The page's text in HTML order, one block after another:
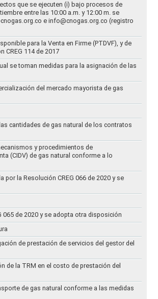
que se ejecuten (i) bajo procesos de
entre las 10:00 a.m. y 12:00 m. se
e info@cnogas.org.co (registro
para la Venta en Firme (PTDVF), y de
CREG 114 de 2017
se toman medidas para la asignación de las
del mercado mayorista de gas
cantidades de gas natural de los contratos
y procedimientos de
(CIDV) de gas natural conforme a lo
la Resolución CREG 066 de 2020 y se
065 de 2020 y se adopta otra disposición
de prestación de servicios del gestor del
de la TRM en el costo de prestación del
de gas natural conforme a las medidas